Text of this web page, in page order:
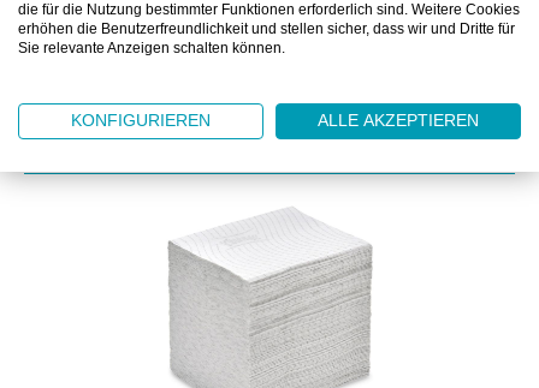
Produktgalerie überspringen
Zubehör
die für die Nutzung bestimmter Funktionen erforderlich sind. Weitere Cookies
erhöhen die Benutzerfreundlichkeit und stellen sicher, dass wir und Dritte für
Sie relevante Anzeigen schalten können.
KONFIGURIEREN ALLE AKZEPTIEREN